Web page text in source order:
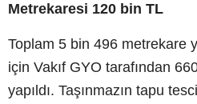
Metrekaresi 120 bin TL
Toplam 5 bin 496 metrekare
için Vakıf GYO tarafından
yapıldı. Taşınmazın tapu